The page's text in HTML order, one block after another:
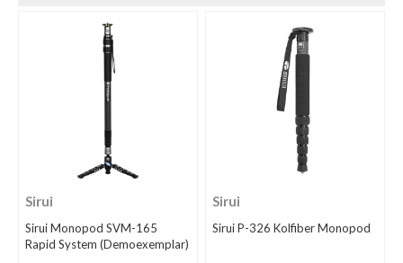
Sirui
Sirui Monopod SVM-165
Rapid System (Demoexemplar)
Sirui
Sirui P-326 Kolfiber Monopod